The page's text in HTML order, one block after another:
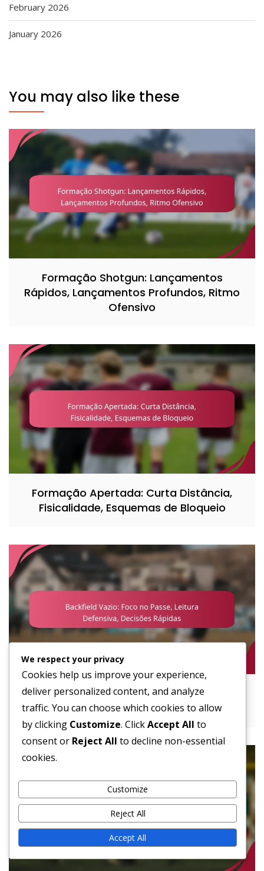
February 2026
January 2026
You may also like these
Formação Shotgun: Lançamentos
Rápidos, Lançamentos Profundos, Ritmo
Ofensivo
Formação Apertada: Curta Distância,
Fisicalidade, Esquemas de Bloqueio
Backfield Vazio: Foco no Passe, Leitura
Defensiva, Decisões Rápidas
We respect your privacy
Cookies help us improve your experience,
deliver personalized content, and analyze
traffic. You can choose which cookies to allow
by clicking Customize. ClickAccept All to
consent or Reject All to decline non-essential
cookies.
Customize
Reject All
Accept All